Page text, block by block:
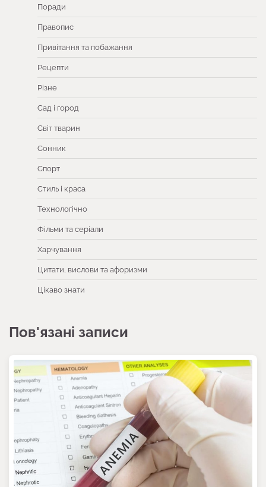
Поради
Правопис
Привітання та побажання
Рецепти
Різне
Сад і город
Світ тварин
Сонник
Спорт
Стиль і краса
Технологічно
Фільми та серіали
Харчування
Цитати, вислови та афоризми
Цікаво знати
Пов'язані записи